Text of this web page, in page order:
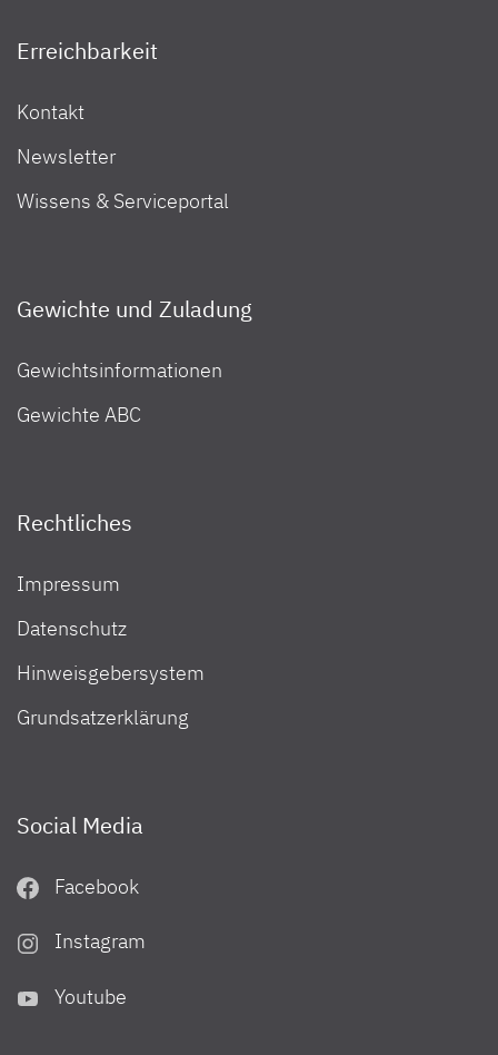
Erreichbarkeit
Kontakt
Newsletter
Wissens & Serviceportal
Gewichte und Zuladung
Gewichtsinformationen
Gewichte ABC
Rechtliches
Impressum
Datenschutz
Hinweisgebersystem
Grundsatzerklärung
Social Media
Facebook
Instagram
Youtube